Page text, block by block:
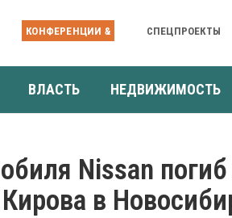
КОНФЕРЕНЦИИ & СПЕЦПРОЕКТЫ
ВЛАСТЬ НЕДВИЖИМОСТЬ
Nissan
в